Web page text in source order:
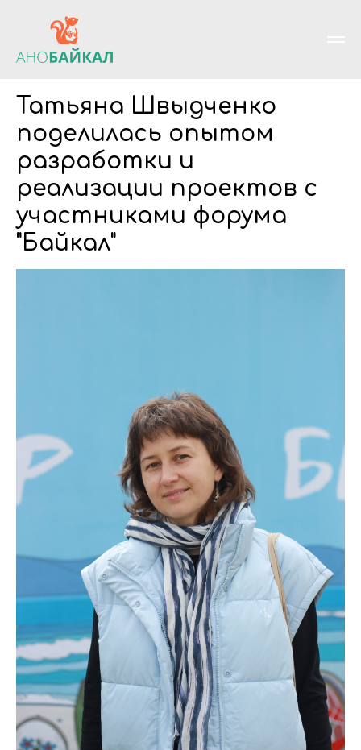
Татьяна Швыдченко
поделилась опытом
разработки и
реализации проектов с
участниками форума
"Байкал"